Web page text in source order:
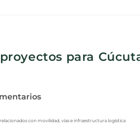
para
con movilidad, vías e infraestructura logística